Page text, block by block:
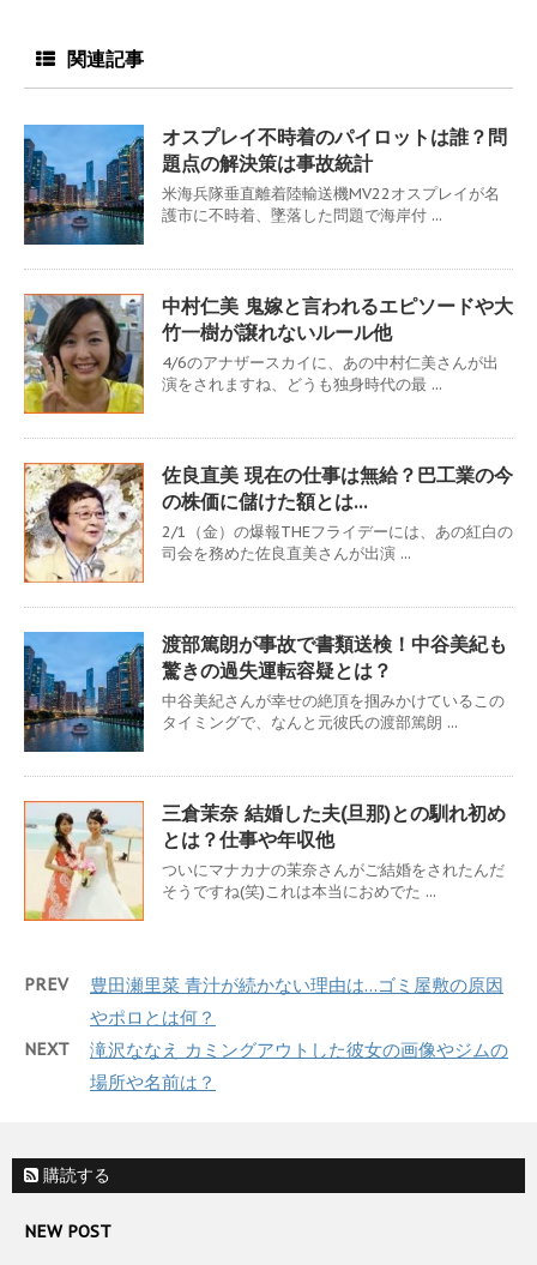
関連記事
オスプレイ不時着のパイロットは誰？問
題点の解決策は事故統計
米海兵隊垂直離着陸輸送機MV22オスプレイが名
護市に不時着、墜落した問題で海岸付 ...
中村仁美 鬼嫁と言われるエピソードや大
竹一樹が譲れないルール他
4/6のアナザースカイに、あの中村仁美さんが出
演をされますね、どうも独身時代の最 ...
佐良直美 現在の仕事は無給？巴工業の今
の株価に儲けた額とは…
2/1（金）の爆報THEフライデーには、あの紅白の
司会を務めた佐良直美さんが出演 ...
渡部篤朗が事故で書類送検！中谷美紀も
驚きの過失運転容疑とは？
中谷美紀さんが幸せの絶頂を掴みかけているこの
タイミングで、なんと元彼氏の渡部篤朗 ...
三倉茉奈 結婚した夫(旦那)との馴れ初め
とは？仕事や年収他
ついにマナカナの茉奈さんがご結婚をされたんだ
そうですね(笑)これは本当におめでた ...
PREV
豊田瀬里菜 青汁が続かない理由は…ゴミ屋敷の原因
やポロとは何？
NEXT
滝沢ななえ カミングアウトした彼女の画像やジムの
場所や名前は？
購読する
NEW POST